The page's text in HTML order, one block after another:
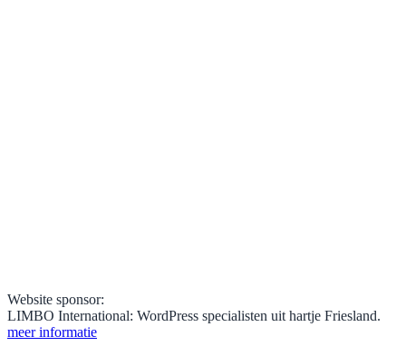
Website sponsor:
LIMBO International: WordPress specialisten uit hartje Friesland.
meer informatie